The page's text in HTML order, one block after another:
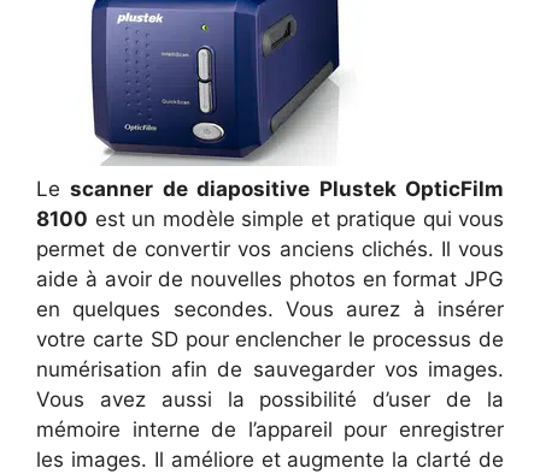
Lescanner de diapositive Plustek OpticFilm
8100 est un modèle simple et pratique qui vous
permet de convertir vos anciens clichés. Il vous
aide à avoir de nouvelles photos en format JPG
en quelques secondes. Vous aurez à insérer
votre carte SD pour enclencher le processus de
numérisation afin de sauvegarder vos images.
Vous avez aussi la possibilité d’user de la
mémoire interne de l’appareil pour enregistrer
les images. Il améliore et augmente la clarté de